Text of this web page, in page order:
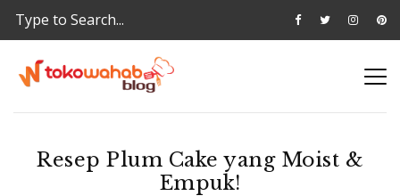
Resep Plum Cake yang Moist &
Empuk!